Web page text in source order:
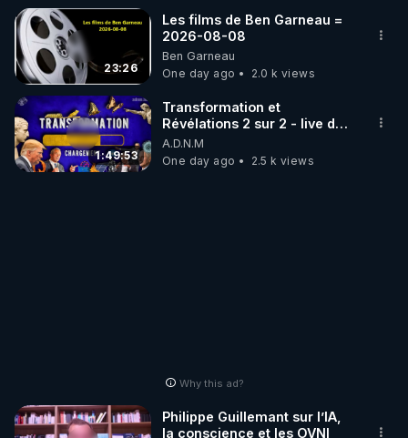
23:26
Les films de Ben Garneau =
2026-08-08
Ben Garneau
One day ago
2.0 k views
1:49:53
Transformation et
Révélations 2 sur 2 - live du
07/08/26
A.D.N.M
One day ago
2.5 k views
Why this ad?
Philippe Guillemant sur l’IA,
la conscience et les OVNI